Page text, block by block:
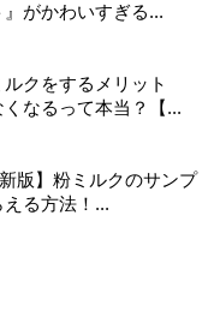
がかわいすぎる...
クをするメリット
なるって本当？【...
新版】粉ミルクのサンプ
る方法！...